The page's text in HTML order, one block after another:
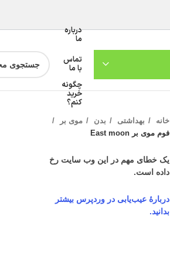
درباره
ما
تماس
با ما
چگونه
خرید
کنم؟
خانه بهداشتی بدن
موی بر
فوم موی بر East moon
یک خطای مهم در این وب سایت رخ
داده است.
دربارهٔ عیب‌یابی در وردپرس بیشتر
بدانید.